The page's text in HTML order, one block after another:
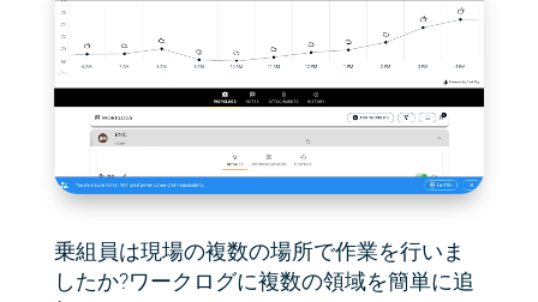
乗組員は現場の複数の場所で作業を行いま
したか?ワークログに複数の領域を簡単に追